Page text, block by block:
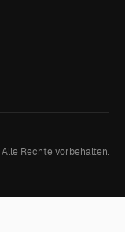
Alle Rechte vorbehalten.